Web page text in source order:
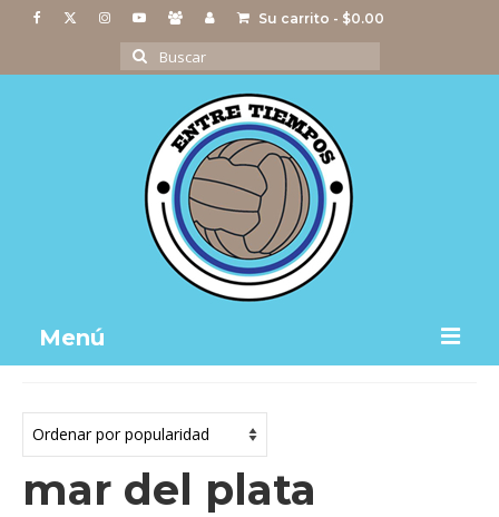
Su carrito - $0.00
Buscar
por:
Menú
Actividades
Imágenes
mar del plata